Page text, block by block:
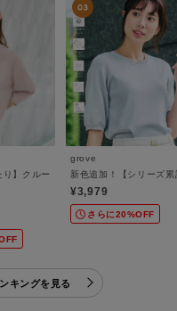
ーブニット
り】クルーネックドライニット
grove
新色追加！【シリーズ
¥3,979
さらに20%OFF
キングを見る